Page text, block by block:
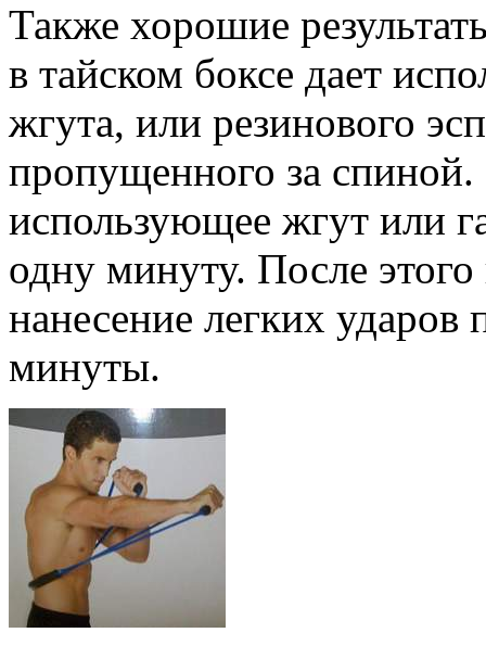
Также хорошие
в тайском боксе дает
жгута, или резинового
пропущенного за
использующее жгут или
одну минуту. После
нанесение легких ударов
минуты.